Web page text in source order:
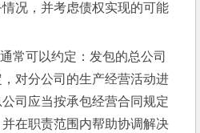
况，并考虑债权实现的可能
常可以约定：发包的总公司
对分公司的生产经营活动进
司应当按承包经营合同规定
在职责范围内帮助协调解决